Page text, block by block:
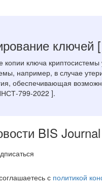
ключей
копии ключа криптосистемы
например, в случае
обеспечивающая
799-2022 ].
BIS
с политикой